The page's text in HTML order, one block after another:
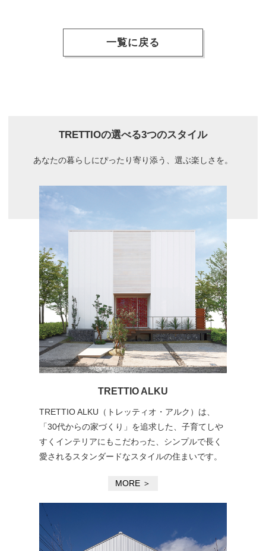
一覧に戻る
TRETTIOの選べる3つのスタイル
あなたの暮らしにぴったり寄り添う、選ぶ楽しさを。
TRETTIO ALKU
TRETTIO ALKU（トレッティオ・アルク）は、
「30代からの家づくり」を追求した、子育てしや
すくインテリアにもこだわった、シンプルで長く
愛されるスタンダードなスタイルの住まいです。
MORE ＞